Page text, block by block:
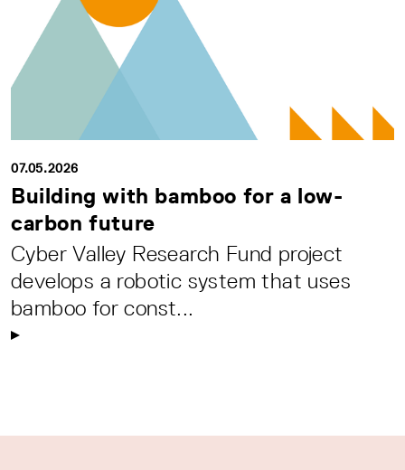
07.05.2026
Building with bamboo for a low-
carbon future
Cyber Valley Research Fund project
develops a robotic system that uses
bamboo for const...